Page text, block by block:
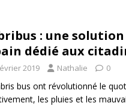
: une
dédié aux
2019 Nathalie 0
bus ont révolutionné le
les pluies et les